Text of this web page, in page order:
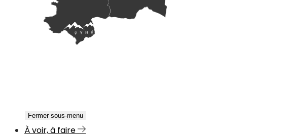
Fermer sous-menu
À voir, à faire